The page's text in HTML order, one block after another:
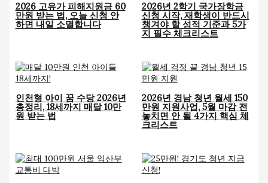
2026 고유가 피해지원금 60
만원 받는 법, 오늘 신청 안
하면 내일 소멸합니다
2026년 2학기 국가장학금
신청 시작, 재학생이 반드시
챙겨야 할 성적 기준과 5가
지 필수 체크리스트
인천형 아이 꿈 수당 2026년
총정리, 18세까지 매달 10만
원 받는 법
2026년 경남 청년 월세 150
만원 지원사업, 5월 마감 전
놓치면 안 될 4가지 핵심 체
크리스트